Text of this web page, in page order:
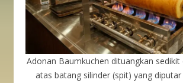
Adonan Baumkuchen dituangkan sedikit
atas batang silinder (spit) yang